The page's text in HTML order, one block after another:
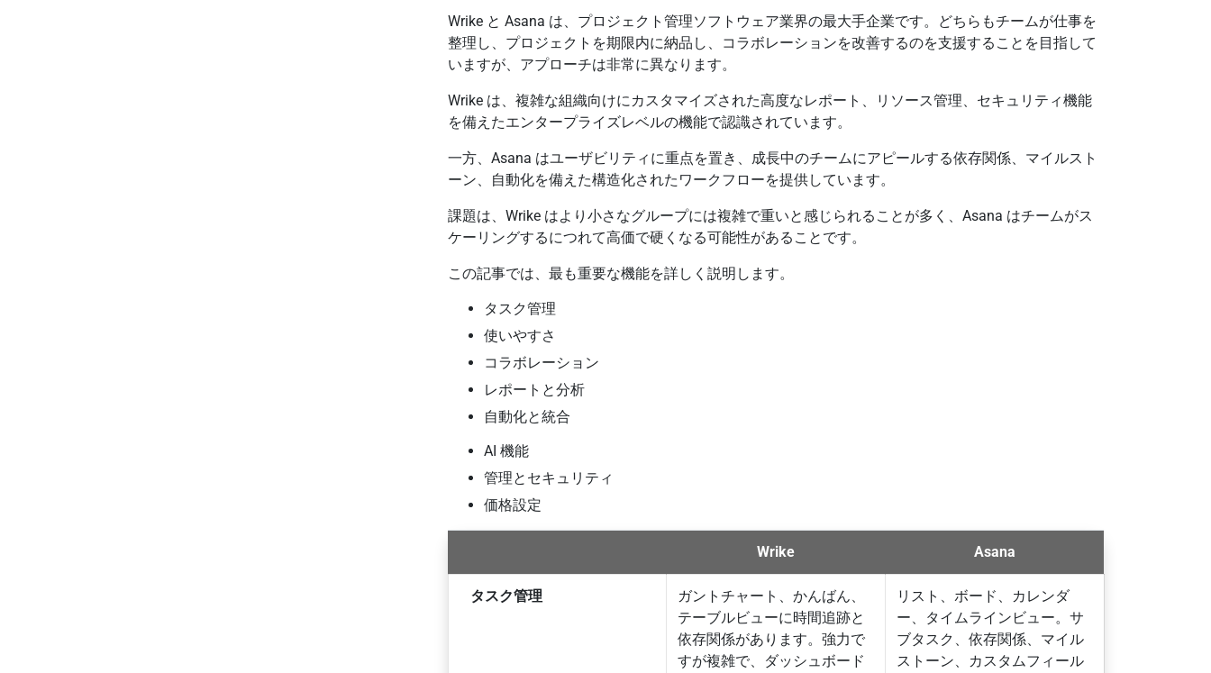
Wrike と Asana は、プロジェクト管理ソフトウェア業界の最大手企業です。どちらもチームが仕事を
整理し、プロジェクトを期限内に納品し、コラボレーションを改善するのを支援することを目指して
いますが、アプローチは非常に異なります。
Wrike は、複雑な組織向けにカスタマイズされた高度なレポート、リソース管理、セキュリティ機能
を備えたエンタープライズレベルの機能で認識されています。
一方、Asana はユーザビリティに重点を置き、成長中のチームにアピールする依存関係、マイルスト
ーン、自動化を備えた構造化されたワークフローを提供しています。
課題は、Wrike はより小さなグループには複雑で重いと感じられることが多く、Asana はチームがス
ケーリングするにつれて高価で硬くなる可能性があることです。
この記事では、最も重要な機能を詳しく説明します。
タスク管理
使いやすさ
コラボレーション
レポートと分析
自動化と統合
AI 機能
管理とセキュリティ
価格設定
Wrike Asana
タスク管理
ガントチャート、かんばん、
テーブルビューに時間追跡と
依存関係があります。強力で
すが複雑で、ダッシュボード
リスト、ボード、カレンダ
ー、タイムラインビュー。サ
ブタスク、依存関係、マイル
ストーン、カスタムフィール